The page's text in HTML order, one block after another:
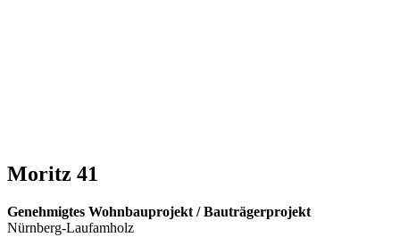
Moritz 41
Genehmigtes Wohnbauprojekt / Bauträgerprojekt
Nürnberg-Laufamholz